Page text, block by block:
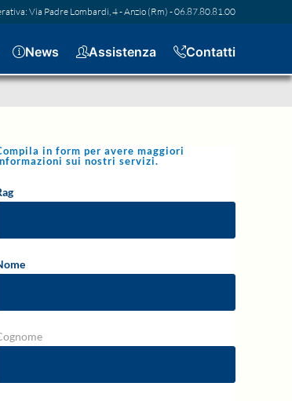
Via Padre Lombardi, 4 - Anzio (Rm) - 06.87.80.81.00
News Assistenza Contatti
in form per avere maggiori
sui nostri servizi.